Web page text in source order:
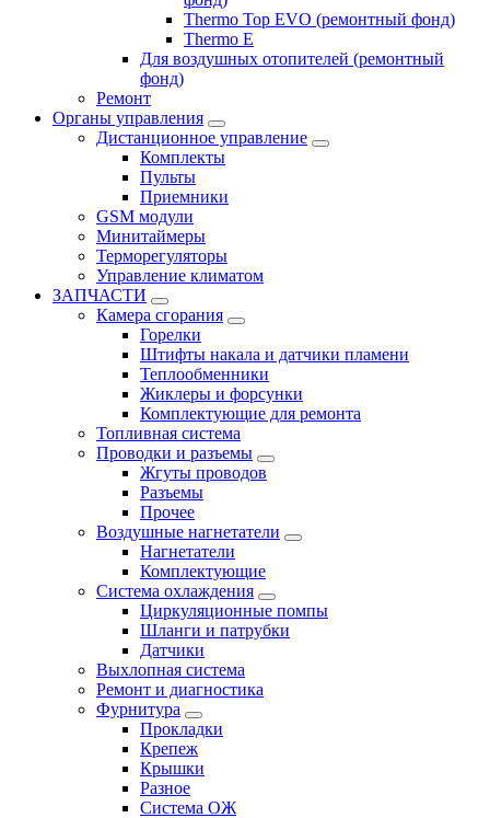
Thermo Top EVO (ремонтный фонд)
Thermo E
Для воздушных отопителей (ремонтный
фонд)
Ремонт
Органы управления
Дистанционное управление
Комплекты
Пульты
Приемники
GSM модули
Минитаймеры
Терморегуляторы
Управление климатом
ЗАПЧАСТИ
Камера сгорания
Горелки
Штифты накала и датчики пламени
Теплообменники
Жиклеры и форсунки
Комплектующие для ремонта
Топливная система
Проводки и разъемы
Жгуты проводов
Разъемы
Прочее
Воздушные нагнетатели
Нагнетатели
Комплектующие
Система охлаждения
Циркуляционные помпы
Шланги и патрубки
Датчики
Выхлопная система
Ремонт и диагностика
Фурнитура
Прокладки
Крепеж
Крышки
Разное
Система ОЖ